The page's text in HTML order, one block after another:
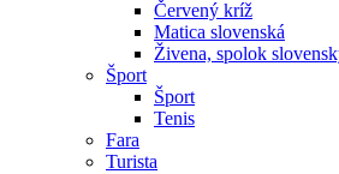
Červený kríž
Matica slovenská
Živena, spolok
Šport
Šport
Tenis
Fara
Turista